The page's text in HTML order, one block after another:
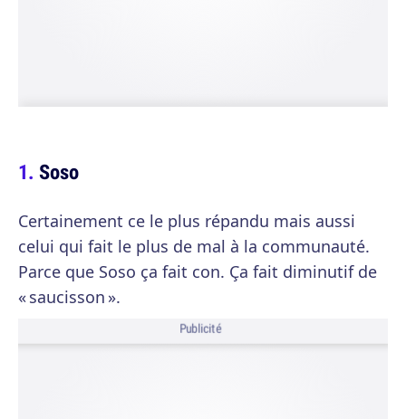
Soso
Certainement ce le plus répandu mais aussi
celui qui fait le plus de mal à la communauté.
Parce que Soso ça fait con. Ça fait diminutif de
« saucisson ».
Publicité